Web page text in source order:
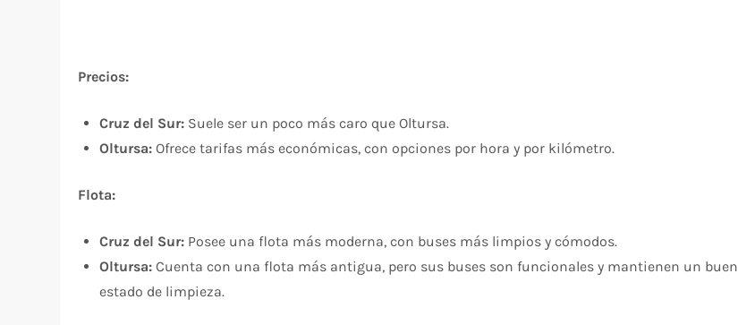
Precios:
Cruz del Sur: Suele ser un poco más caro que Oltursa.
Oltursa: Ofrece tarifas más económicas, con opciones por hora y por kilómetro.
Flota:
Cruz del Sur: Posee una flota más moderna, con buses más limpios y cómodos.
Oltursa: Cuenta con una flota más antigua, pero sus buses son funcionales y mantienen un buen
estado de limpieza.